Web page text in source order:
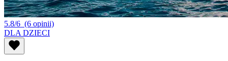
5.8/6 (6 opinii)
DLA DZIECI